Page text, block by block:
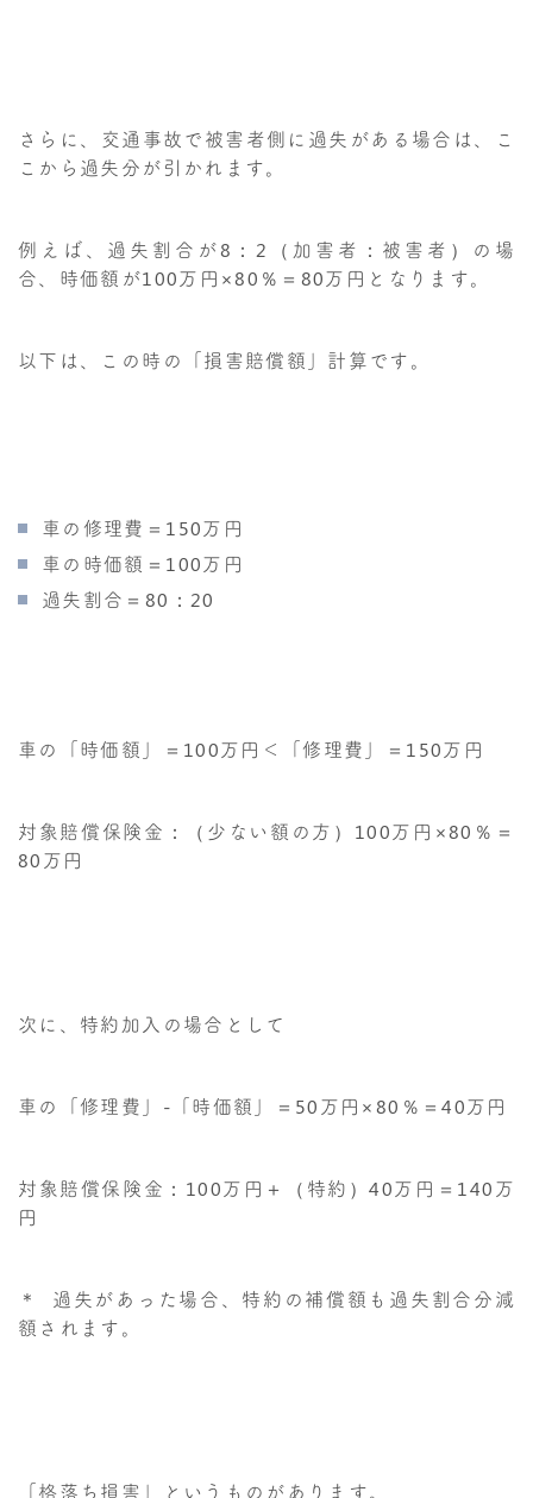
さらに、交通事故で被害者側に過失がある場合は、こ
こから過失分が引かれます。
例えば、過失割合が8：2（加害者：被害者）の場
合、時価額が100万円×80％＝80万円となります。
以下は、この時の「損害賠償額」計算です。
車の修理費＝150万円
車の時価額＝100万円
過失割合＝80：20
車の「時価額」＝100万円＜「修理費」＝150万円
対象賠償保険金：（少ない額の方）100万円×80％＝
80万円
次に、特約加入の場合として
車の「修理費」-「時価額」＝50万円×80％＝40万円
対象賠償保険金：100万円＋（特約）40万円＝140万
円
＊ 過失があった場合、特約の補償額も過失割合分減
額されます。
「格落ち損害」というものがあります。